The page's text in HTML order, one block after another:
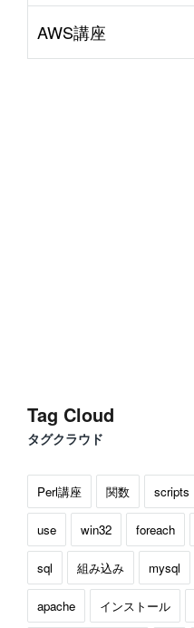
AWS講座
Tag Cloud
タグクラウド
Perl講座 関数 scripts
use win32 foreach
sql 組み込み mysql
apache インストール